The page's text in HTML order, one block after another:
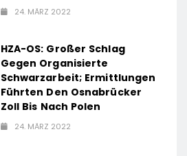
24. MÄRZ 2022
HZA-OS: Großer Schlag
Gegen Organisierte
Schwarzarbeit; Ermittlungen
Führten Den Osnabrücker
Zoll Bis Nach Polen
24. MÄRZ 2022